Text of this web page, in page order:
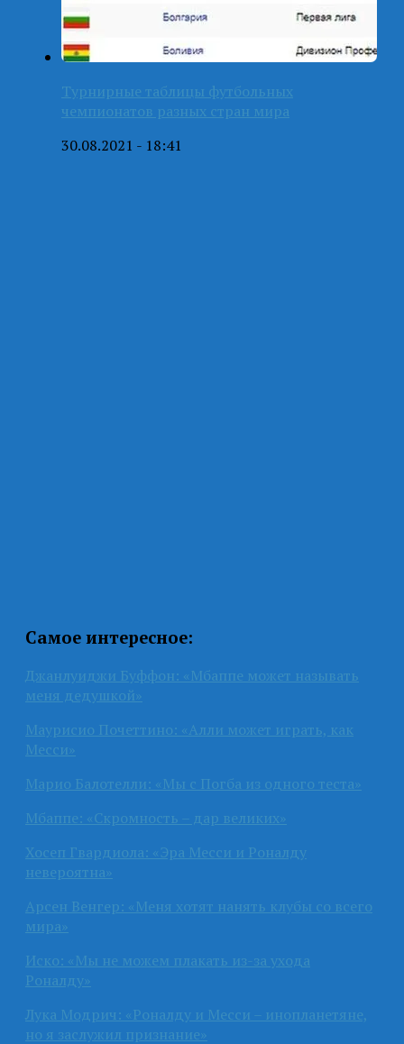
Турнирные таблицы футбольных
чемпионатов разных стран мира
30.08.2021 - 18:41
Самое интересное:
Джанлуиджи Буффон: «Мбаппе может называть
меня дедушкой»
Маурисио Почеттино: «Алли может играть, как
Месси»
Марио Балотелли: «Мы с Погба из одного теста»
Мбаппе: «Скромность – дар великих»
Хосеп Гвардиола: «Эра Месси и Роналду
невероятна»
Арсен Венгер: «Меня хотят нанять клубы со всего
мира»
Иско: «Мы не можем плакать из-за ухода
Роналду»
Лука Модрич: «Роналду и Месси – инопланетяне,
но я заслужил признание»